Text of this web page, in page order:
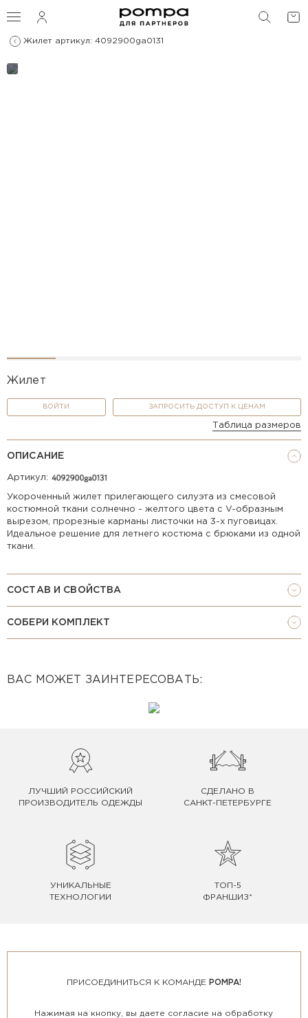
Жилет артикул: 4092900ga0131
Жилет
ВОЙТИ ЗАПРОСИТЬ ДОСТУП К ЦЕНАМ
Таблица размеров
ОПИСАНИЕ
Артикул:
Укороченный жилет прилегающего силуэта из смесовой
костюмной ткани солнечно - желтого цвета с V-образным
вырезом, прорезные карманы листочки на 3-х пуговицах.
Идеальное решение для летнего костюма с брюками из одной
ткани.
СОСТАВ И СВОЙСТВА
СОБЕРИ КОМПЛЕКТ
ВАС МОЖЕТ ЗАИНТЕРЕСОВАТЬ:
ЛУЧШИЙ РОССИЙСКИЙ
ПРОИЗВОДИТЕЛЬ ОДЕЖДЫ
СДЕЛАНО В
САНКТ-ПЕТЕРБУРГЕ
УНИКАЛЬНЫЕ
ТЕХНОЛОГИИ
ТОП-5
ФРАНШИЗ*
ПРИСОЕДИНИТЬСЯ К КОМАНДЕ POMPA!
Нажимая на кнопку, вы даете согласие на обработку